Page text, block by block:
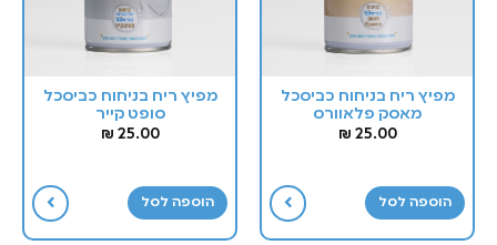
מפיץ ריח בניחוח כביסכל
מאסק פלאוורס
25.00
₪
הוספה לסל
מפיץ ריח בניחוח כביסכל
סופט קייר
25.00
₪
הוספה לסל